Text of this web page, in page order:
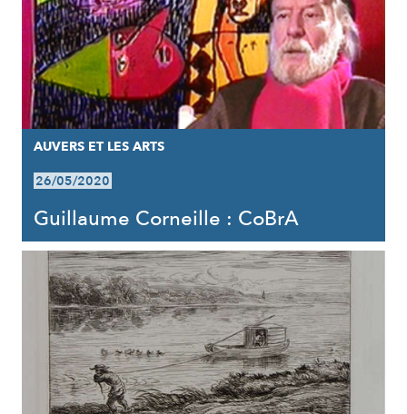
AUVERS ET LES ARTS
26/05/2020
Guillaume Corneille : CoBrA